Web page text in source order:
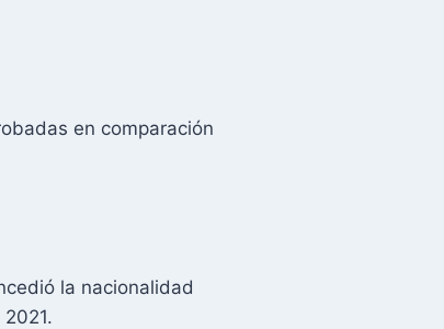
en comparación
la nacionalidad